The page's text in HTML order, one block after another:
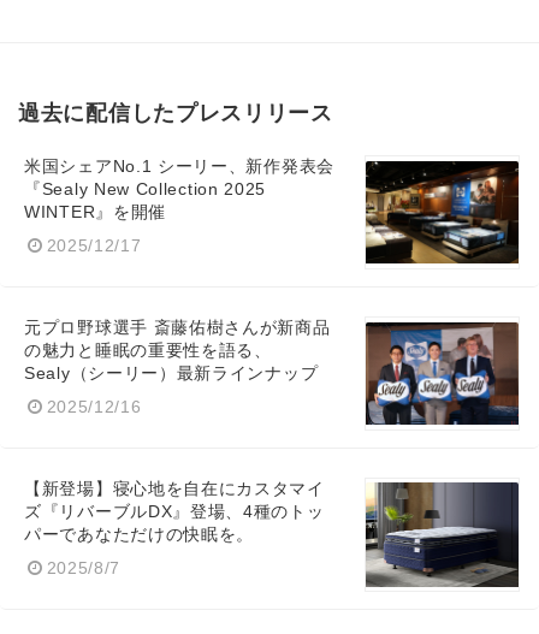
過去に配信したプレスリリース
米国シェアNo.1 シーリー、新作発表会
『Sealy New Collection 2025
WINTER』を開催
2025/12/17
元プロ野球選手 斎藤佑樹さんが新商品
の魅力と睡眠の重要性を語る、
Sealy（シーリー）最新ラインナップ
2025/12/16
【新登場】寝心地を自在にカスタマイ
ズ『リバーブルDX』登場、4種のトッ
パーであなただけの快眠を。
2025/8/7